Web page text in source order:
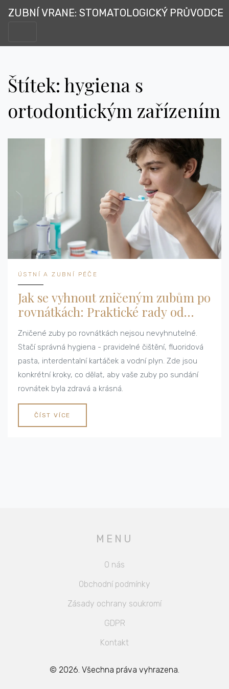
ZUBNÍ VRANE: STOMATOLOGICKÝ PRŮVODCE
Štítek: hygiena s
ortodontickým zařízením
ÚSTNÍ A ZUBNÍ PÉČE
Jak se vyhnout zničeným zubům po
rovnátkách: Praktické rady od
odborníka
Zničené zuby po rovnátkách nejsou nevyhnutelné.
Stačí správná hygiena - pravidelné čištění, fluoridová
pasta, interdentalní kartáček a vodní plyn. Zde jsou
konkrétní kroky, co dělat, aby vaše zuby po sundání
rovnátek byla zdravá a krásná.
ČÍST VÍCE
MENU
O nás
Obchodní podmínky
Zásady ochrany soukromí
GDPR
Kontakt
© 2026. Všechna práva vyhrazena.